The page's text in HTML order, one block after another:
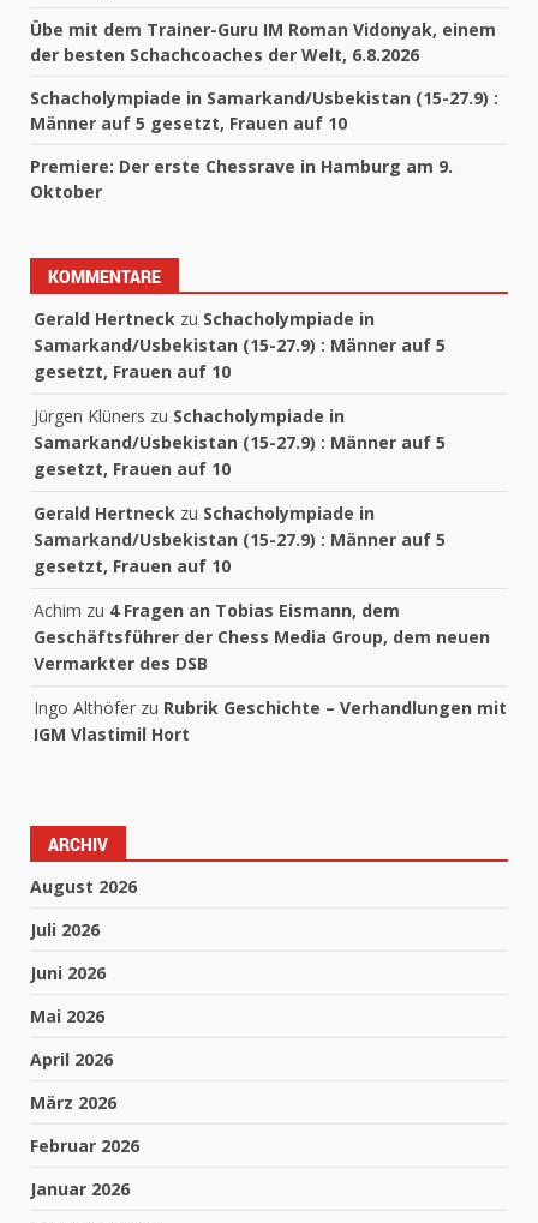
Übe mit dem Trainer-Guru IM Roman Vidonyak, einem
der besten Schachcoaches der Welt, 6.8.2026
Schacholympiade in Samarkand/Usbekistan (15-27.9) :
Männer auf 5 gesetzt, Frauen auf 10
Premiere: Der erste Chessrave in Hamburg am 9.
Oktober
KOMMENTARE
Gerald Hertneck zu Schacholympiade in
Samarkand/Usbekistan (15-27.9) : Männer auf 5
gesetzt, Frauen auf 10
Jürgen Klüners zu Schacholympiade in
Samarkand/Usbekistan (15-27.9) : Männer auf 5
gesetzt, Frauen auf 10
Gerald Hertneck zu Schacholympiade in
Samarkand/Usbekistan (15-27.9) : Männer auf 5
gesetzt, Frauen auf 10
Achim zu 4 Fragen an Tobias Eismann, dem
Geschäftsführer der Chess Media Group, dem neuen
Vermarkter des DSB
Ingo Althöfer zu Rubrik Geschichte – Verhandlungen mit
IGM Vlastimil Hort
ARCHIV
August 2026
Juli 2026
Juni 2026
Mai 2026
April 2026
März 2026
Februar 2026
Januar 2026